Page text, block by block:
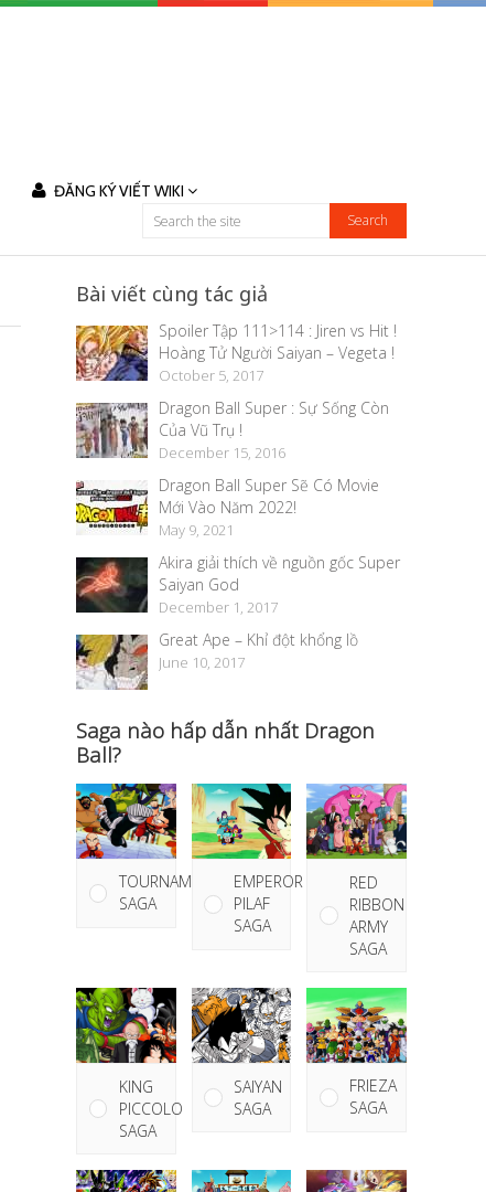
ĐĂNG KÝ VIẾT WIKI
Bài viết cùng tác giả
Spoiler Tập 111>114 : Jiren vs Hit !
Hoàng Tử Người Saiyan – Vegeta !
October 5, 2017
Dragon Ball Super : Sự Sống Còn
Của Vũ Trụ !
December 15, 2016
Dragon Ball Super Sẽ Có Movie
Mới Vào Năm 2022!
May 9, 2021
Akira giải thích về nguồn gốc Super
Saiyan God
December 1, 2017
Great Ape – Khỉ đột khổng lồ
June 10, 2017
Saga nào hấp dẫn nhất Dragon
Ball?
TOURNAMENT
SAGA
EMPEROR
PILAF
SAGA
RED
RIBBON
ARMY
SAGA
KING
PICCOLO
SAGA
SAIYAN
SAGA
FRIEZA
SAGA